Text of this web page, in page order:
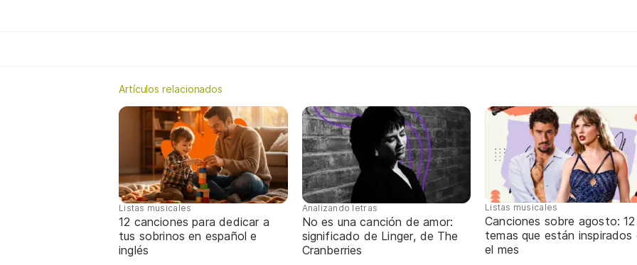
Artículos relacionados
Listas musicales
12 canciones para dedicar a
tus sobrinos en español e
inglés
Analizando letras
No es una canción de amor:
significado de Linger, de The
Cranberries
Listas musicales
Canciones sobre agosto: 12
temas que están inspirados
el mes